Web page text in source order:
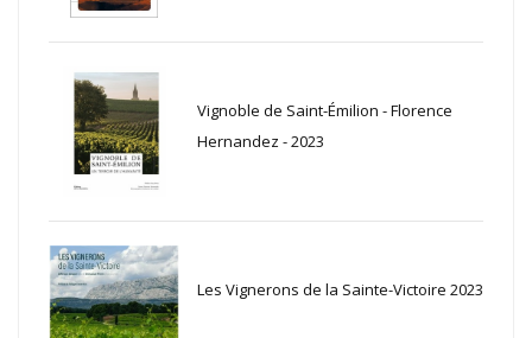
Vignoble de Saint-Émilion - Florence
Hernandez - 2023
Les Vignerons de la Sainte-Victoire 2023